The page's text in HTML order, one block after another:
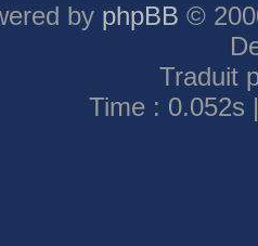
by phpBB ©
Traduit
Time : 0.052s